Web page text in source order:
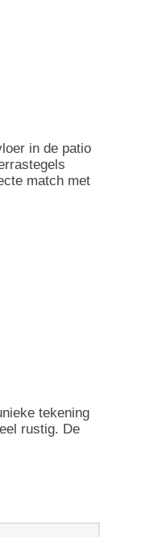
in de patio
match met
tekening
rustig. De